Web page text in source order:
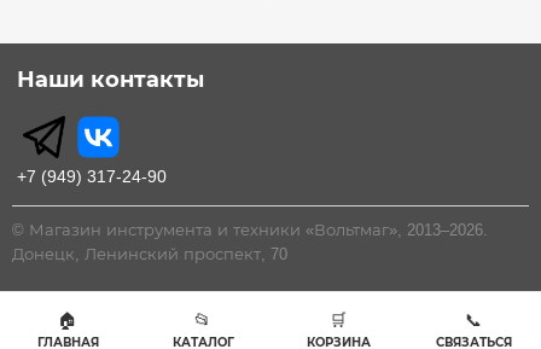
Наши контакты
+7 (949) 317-24-90
© Магазин инструмента и техники «Вольтмаг», 2013–2026.
Донецк, Ленинский проспект, 70
🏠
ГЛАВНАЯ
📂
КАТАЛОГ
🛒
КОРЗИНА
📞
СВЯЗАТЬСЯ